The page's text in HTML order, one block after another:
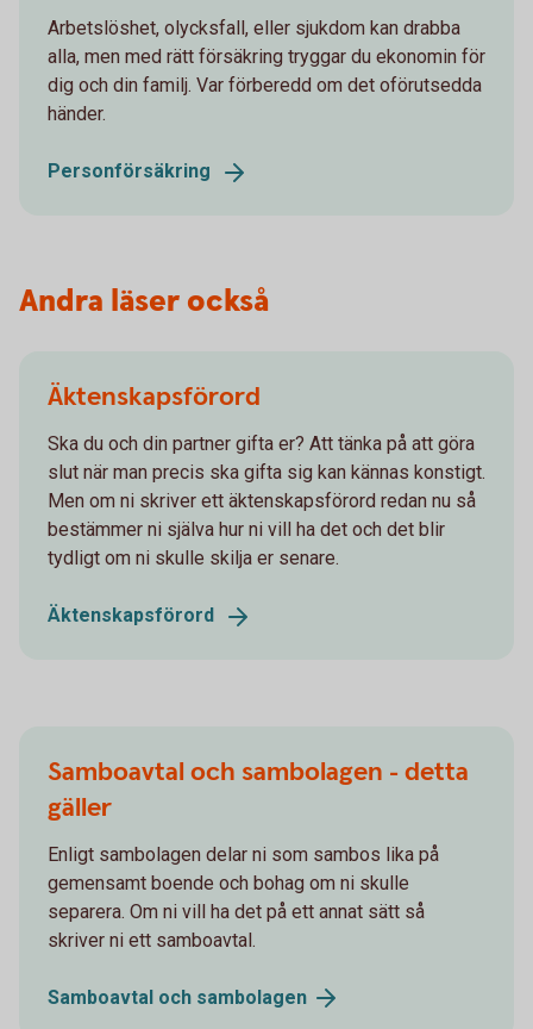
Arbetslöshet, olycksfall, eller sjukdom kan drabba
alla, men med rätt försäkring tryggar du ekonomin för
dig och din familj. Var förberedd om det oförutsedda
händer.
Personförsäkring
Andra läser också
Äktenskapsförord
Ska du och din partner gifta er? Att tänka på att göra
slut när man precis ska gifta sig kan kännas konstigt.
Men om ni skriver ett äktenskapsförord redan nu så
bestämmer ni själva hur ni vill ha det och det blir
tydligt om ni skulle skilja er senare.
Äktenskapsförord
Samboavtal och sambolagen - detta
gäller
Enligt sambolagen delar ni som sambos lika på
gemensamt boende och bohag om ni skulle
separera. Om ni vill ha det på ett annat sätt så
skriver ni ett samboavtal.
Samboavtal och sambolagen